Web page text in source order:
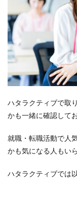
ハタラクティブで取
かも一緒に確認して
就職・転職活動で人
かも気になる人もい
ハタラクティブでは